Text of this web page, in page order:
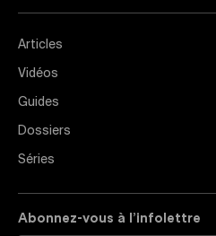
Articles
Vidéos
Guides
Dossiers
Séries
Abonnez-vous à l’infolettre